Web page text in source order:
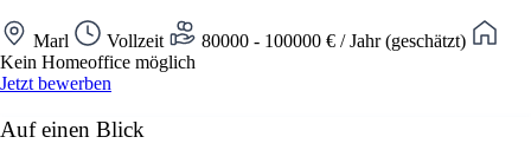
Marl Vollzeit
80000 - 100000 € / Jahr (geschätzt)
Kein Homeoffice möglich
Jetzt bewerben
Auf einen Blick